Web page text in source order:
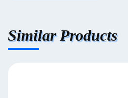
Similar Products